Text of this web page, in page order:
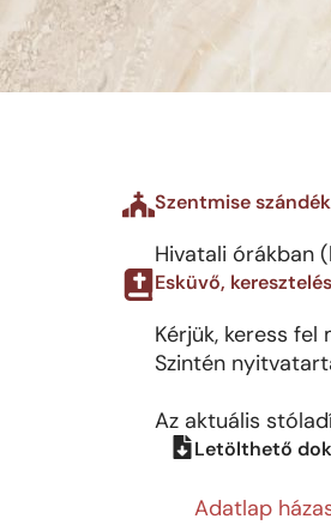
Szentmise
Hivatali órákban
Esküvő,
Kérjük, keress
Szintén
Az aktuális
Letölthető
Adatlap